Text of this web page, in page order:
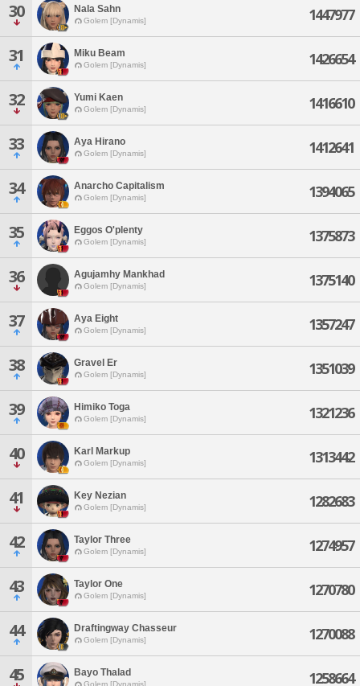
30 Nala Sahn
Golem [Dynamis] 1447977
31 Miku Beam
Golem [Dynamis] 1426654
32 Yumi Kaen
Golem [Dynamis] 1416610
33 Aya Hirano
Golem [Dynamis] 1412641
34 Anarcho Capitalism
Golem [Dynamis] 1394065
35 Eggos O'plenty
Golem [Dynamis] 1375873
36 Agujamhy Mankhad
Golem [Dynamis] 1375140
37 Aya Eight
Golem [Dynamis] 1357247
38 Gravel Er
Golem [Dynamis] 1351039
39 Himiko Toga
Golem [Dynamis] 1321236
40 Karl Markup
Golem [Dynamis] 1313442
41 Key Nezian
Golem [Dynamis] 1282683
42 Taylor Three
Golem [Dynamis] 1274957
43 Taylor One
Golem [Dynamis] 1270780
44 Draftingway Chasseur
Golem [Dynamis] 1270088
45 Bayo Thalad
Golem [Dynamis] 1258664